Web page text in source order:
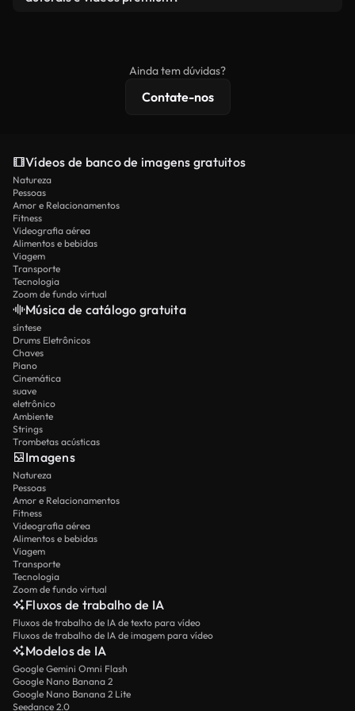
licenciamento estendidas.
Ainda tem dúvidas?
Contate-nos
Vídeos de banco de imagens gratuitos
Natureza
Pessoas
Amor e Relacionamentos
Fitness
Videografia aérea
Alimentos e bebidas
Viagem
Transporte
Tecnologia
Zoom de fundo virtual
Música de catálogo gratuita
síntese
Drums Eletrônicos
Chaves
Piano
Cinemática
suave
eletrônico
Ambiente
Strings
Trombetas acústicas
Imagens
Natureza
Pessoas
Amor e Relacionamentos
Fitness
Videografia aérea
Alimentos e bebidas
Viagem
Transporte
Tecnologia
Zoom de fundo virtual
Fluxos de trabalho de IA
Fluxos de trabalho de IA de texto para vídeo
Fluxos de trabalho de IA de imagem para vídeo
Modelos de IA
Google Gemini Omni Flash
Google Nano Banana 2
Google Nano Banana 2 Lite
Seedance 2.0